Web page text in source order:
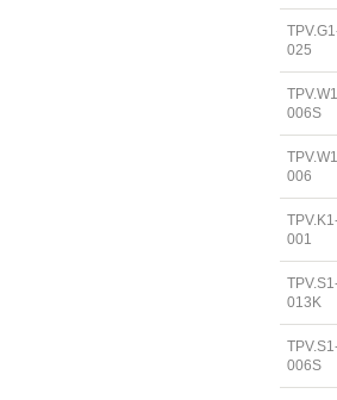
025
006S
006
001
013K
006S